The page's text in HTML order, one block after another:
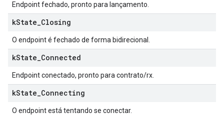
Endpoint fechado, pronto para lançamento.
kState Closing
O endpoint é fechado de forma bidirecional.
kState Connected
Endpoint conectado, pronto para contrato/rx.
kState Connecting
O endpoint está tentando se conectar.